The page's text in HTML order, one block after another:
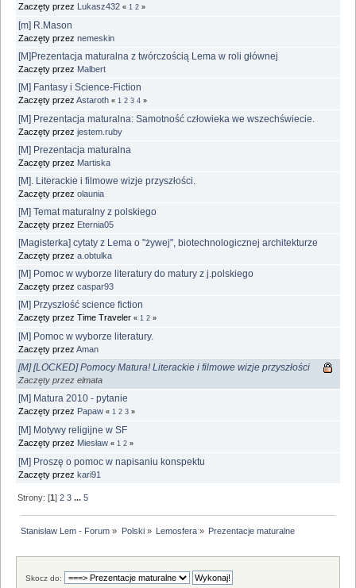
Zaczęty przez Lukasz432 « 1 2 »
[m] R.Mason
Zaczęty przez nemeskin
[M]Prezentacja maturalna z twórczością Lema w roli głównej
Zaczęty przez Malbert
[M] Fantasy i Science-Fiction
Zaczęty przez Astaroth « 1 2 3 4 »
[M] Prezentacja maturalna: Samotność człowieka we wszechświecie.
Zaczęty przez jestem.ruby
[M] Prezentacja maturalna
Zaczęty przez Martiska
[M]. Literackie i filmowe wizje przyszłości.
Zaczęty przez olaunia
[M] Temat maturalny z polskiego
Zaczęty przez Eternia05
[Magisterka] cytaty z Lema o "żywej", biotechnologicznej architekturze
Zaczęty przez a.obtulka
[M] Pomoc w wyborze literatury do matury z j.polskiego
Zaczęty przez caspar93
[M] Przyszłość science fiction
Zaczęty przez Time Traveler « 1 2 »
[M] Pomoc w wyborze literatury.
Zaczęty przez Aman
[M] [LOCKED] Pomocy Matura! Literackie i filmowe wizje przyszłości
Zaczęty przez elmata
[M] Matura 2010 - pytanie
Zaczęty przez Papaw « 1 2 3 »
[M] Motywy religijne w SF
Zaczęty przez Miesław « 1 2 »
[M] Proszę o pomoc w napisaniu konspektu
Zaczęty przez kari91
Strony: [1]2 3 ...5
Stanisław Lem - Forum » Polski» Lemosfera» Prezentacje maturalne
Skocz do: